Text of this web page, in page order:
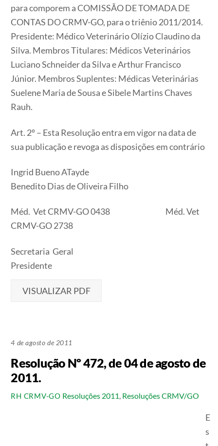
para comporem a COMISSÃO DE TOMADA DE
CONTAS DO CRMV-GO, para o triênio 2011/2014.
Presidente: Médico Veterinário Olízio Claudino da
Silva. Membros Titulares: Médicos Veterinários
Luciano Schneider da Silva e Arthur Francisco
Júnior. Membros Suplentes: Médicas Veterinárias
Suelene Maria de Sousa e Sibele Martins Chaves
Rauh.
Art. 2º – Esta Resolução entra em vigor na data de
sua publicação e revoga as disposições em contrário
Ingrid Bueno ATayde
Benedito Dias de Oliveira Filho
Méd. Vet CRMV-GO 0438 Méd. Vet
CRMV-GO 2738
Secretaria Geral
Presidente
VISUALIZAR PDF
4 de agosto de 2011
Resolução Nº 472, de 04 de agosto de
2011.
RH CRMV-GO Resoluções 2011, Resoluções CRMV/GO
E
s